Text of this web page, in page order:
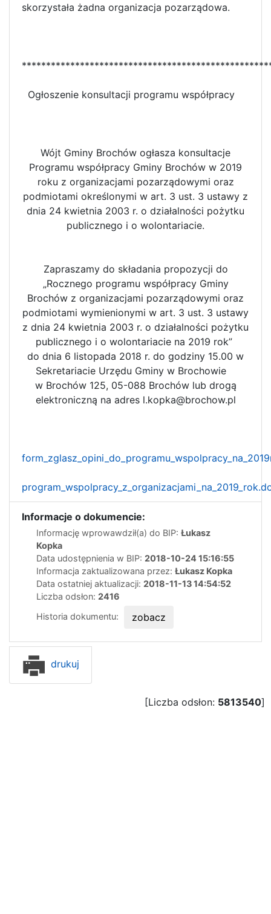
skorzystała żadna organizacja pozarządowa.
Ogłoszenie konsultacji programu współpracy
Wójt Gminy Brochów ogłasza konsultacje
Programu współpracy Gminy Brochów w 2019
roku z organizacjami pozarządowymi oraz
podmiotami określonymi w art. 3 ust. 3 ustawy z
dnia 24 kwietnia 2003 r. o działalności pożytku
publicznego i o wolontariacie.
Zapraszamy do składania propozycji do
„Rocznego programu współpracy Gminy
Brochów z organizacjami pozarządowymi oraz
podmiotami wymienionymi w art. 3 ust. 3 ustawy
z dnia 24 kwietnia 2003 r. o działalności pożytku
publicznego i o wolontariacie na 2019 rok”
do dnia 6 listopada 2018 r. do godziny 15.00 w
Sekretariacie Urzędu Gminy w Brochowie
w Brochów 125, 05-088 Brochów lub drogą
elektroniczną na adres l.kopka@brochow.pl
Informacje o dokumencie:
Informację wprowawdził(a) do BIP: Łukasz
Kopka
Data udostępnienia w BIP: 2018-10-24 15:16:55
Informacja zaktualizowana przez: Łukasz Kopka
Data ostatniej aktualizacji: 2018-11-13 14:54:52
Liczba odsłon: 2416
Historia dokumentu:
zobacz
drukuj
[Liczba odsłon: 5813540]